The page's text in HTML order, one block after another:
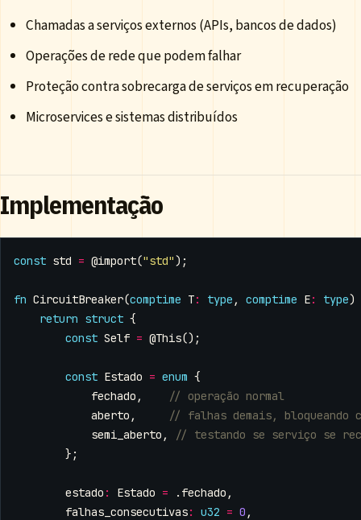
Chamadas a serviços externos (APIs, bancos de dados)
Operações de rede que podem falhar
Proteção contra sobrecarga de serviços em recuperação
Microservices e sistemas distribuídos
Implementação
const std = @import("std");
fn CircuitBreaker(comptime T: type , comptime E: type)
return struct {
const Self = @This();
const Estado = enum {
fechado ,
aberto ,
semi_aberto ,
};
estado : Estado = . fechado ,
falhas_consecutivas: u32 = 0 ,